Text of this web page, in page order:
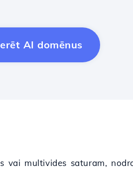
AI domēnus
vai multivides saturam,